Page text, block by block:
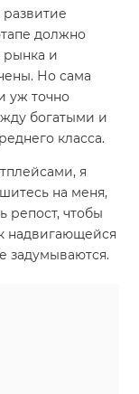
должно
рынка и
Но сама
уж точно
богатыми и
класса.
я
на меня,
репост, чтобы
надвигающейся
задумываются.